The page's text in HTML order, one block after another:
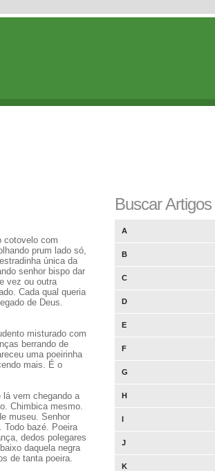
cotovelo com
prum lado só,
única da
senhor bispo dar
vez ou outra
Cada qual queria
de Deus.
misturado com
berrando de
uma poeirinha
mais. É o
lá vem chegando a
Chimbica mesmo.
museu. Senhor
Todo bazé. Poeira
dedos polegares
daquela negra
de tanta poeira.
Buscar Artigos
A
B
C
D
E
F
G
H
I
J
K